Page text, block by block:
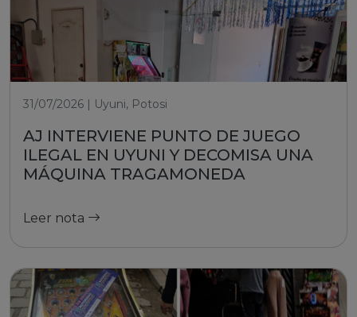
31/07/2026 | Uyuni, Potosi
AJ INTERVIENE PUNTO DE JUEGO
ILEGAL EN UYUNI Y DECOMISA UNA
MÁQUINA TRAGAMONEDA
Leer nota